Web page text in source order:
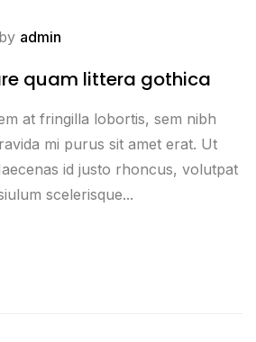
by admin
quam littera gothica
at fringilla lobortis, sem nibh
mi purus sit amet erat. Ut
id justo rhoncus, volutpat
scelerisque...